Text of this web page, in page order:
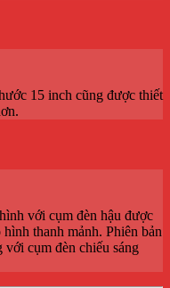
15 inch cũng được thiết
với cụm đèn hậu được
thanh mảnh. Phiên bản
cụm đèn chiếu sáng